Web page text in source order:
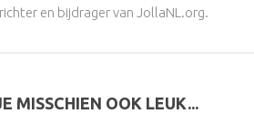
en bijdrager van JollaNL.org.
MISSCHIEN OOK LEUK...